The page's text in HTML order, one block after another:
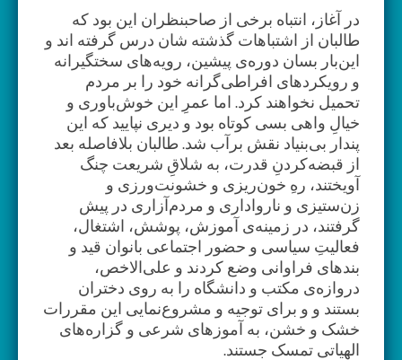
در آغاز، انتباه برخی از صاحبنظران این بود که
طالبان از اشتباهات گذشته شان درس گرفته اند و
این‌بار بسان دوره‌ی پیشین، رویه‌های سختگیرانه
و رویکردهای افراطی‌گرانه خود را بر مردم
تحمیل نخواهند کرد. اما عمرِ این خوش‌باوری و
خیالِ واهی بسی کوتاه بود و دیری نپایید که این
پندار بی‌بنیاد نقش برآب شد. طالبان بلافاصله بعد
از قبضه‌کردنِ قدرت، به شلاقِ شریعت چنگ
آویختند، رهِ خون‌ریزی و خشونت‌ورزی و
زن‌ستیزی و نارواداری و مردم‌آزاری در پیش
گرفتند، در زمینه‌ی آموزش، پوشش، اشتغال،
فعالیتِ سیاسی و حضور اجتماعی بانوان قید و
بندهای فراوانی وضع کردند و علی‌الاخص،
دروازه‌ی مکتب و دانشگاه را به روی دختران
بستند و و برای توجیه و مشروع‌نمایی این مقررات
خشک و خشن، به آموزهای شرعی و گزاره‌های
الهیاتی تمسک جستند.